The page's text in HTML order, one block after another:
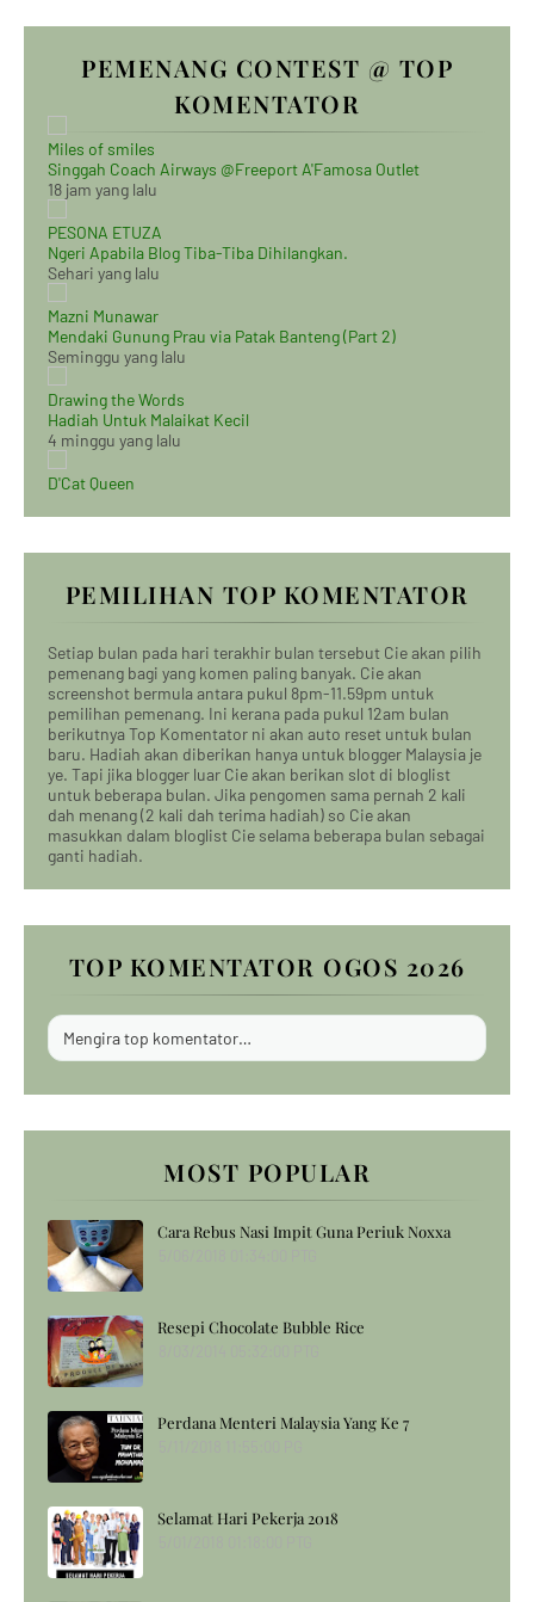
PEMENANG CONTEST @ TOP
KOMENTATOR
Miles of smiles
Singgah Coach Airways @Freeport A'Famosa Outlet
18 jam yang lalu
PESONA ETUZA
Ngeri Apabila Blog Tiba-Tiba Dihilangkan.
Sehari yang lalu
Mazni Munawar
Mendaki Gunung Prau via Patak Banteng (Part 2)
Seminggu yang lalu
Drawing the Words
Hadiah Untuk Malaikat Kecil
4 minggu yang lalu
D'Cat Queen
PEMILIHAN TOP KOMENTATOR
Setiap bulan pada hari terakhir bulan tersebut Cie akan pilih
pemenang bagi yang komen paling banyak. Cie akan
screenshot bermula antara pukul 8pm-11.59pm untuk
pemilihan pemenang. Ini kerana pada pukul 12am bulan
berikutnya Top Komentator ni akan auto reset untuk bulan
baru. Hadiah akan diberikan hanya untuk blogger Malaysia je
ye. Tapi jika blogger luar Cie akan berikan slot di bloglist
untuk beberapa bulan. Jika pengomen sama pernah 2 kali
dah menang (2 kali dah terima hadiah) so Cie akan
masukkan dalam bloglist Cie selama beberapa bulan sebagai
ganti hadiah.
TOP KOMENTATOR OGOS 2026
Mengira top komentator…
MOST POPULAR
Cara Rebus Nasi Impit Guna Periuk Noxxa
Resepi Chocolate Bubble Rice
Perdana Menteri Malaysia Yang Ke 7
Selamat Hari Pekerja 2018